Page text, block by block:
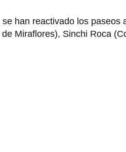
han reactivado los
Miraflores), Sinchi Roca